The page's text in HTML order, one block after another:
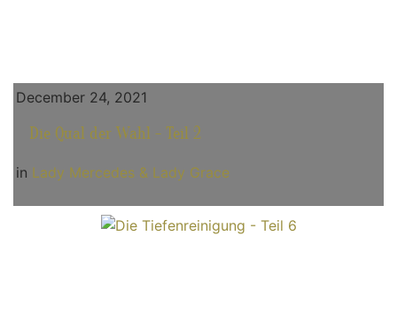
December 24, 2021
Die Qual der Wahl - Teil 2
in Lady Mercedes & Lady Grace